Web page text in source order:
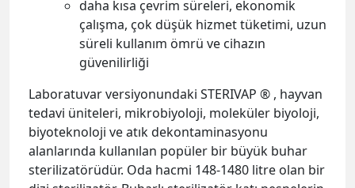
daha kısa çevrim süreleri, ekonomik
çalışma, çok düşük hizmet tüketimi, uzun
süreli kullanım ömrü ve cihazın
güvenilirliği
Laboratuvar versiyonundaki STERIVAP ® , hayvan
tedavi üniteleri, mikrobiyoloji, moleküler biyoloji,
biyoteknoloji ve atık dekontaminasyonu
alanlarında kullanılan popüler bir büyük buhar
sterilizatörüdür. Oda hacmi 148-1480 litre olan bir